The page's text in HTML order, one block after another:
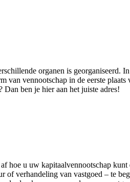
organen is georganiseerd.
van vennootschap in de eerste
ben je hier aan het juiste adres!
hoe u uw kapitaalvennootschap kunt
verhandeling van vastgoed – te